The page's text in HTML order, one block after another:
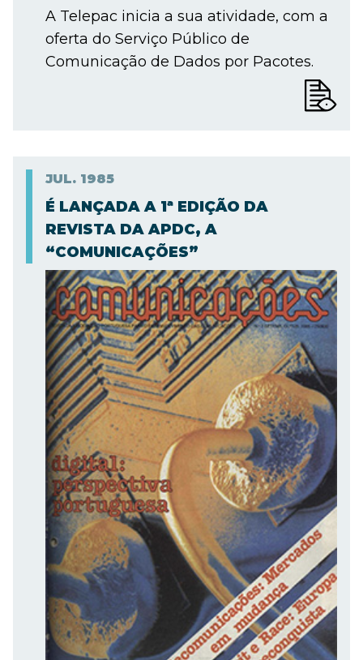
A Telepac inicia a sua atividade, com a
oferta do Serviço Público de
Comunicação de Dados por Pacotes.
JUL. 1985
É LANÇADA A 1ª EDIÇÃO DA
REVISTA DA APDC, A
“COMUNICAÇÕES”